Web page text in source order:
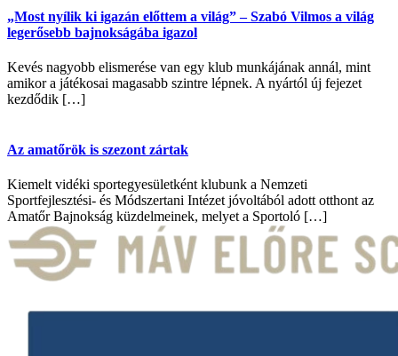
„Most nyílik ki igazán előttem a világ” – Szabó Vilmos a világ
legerősebb bajnokságába igazol
Kevés nagyobb elismerése van egy klub munkájának annál, mint
amikor a játékosai magasabb szintre lépnek. A nyártól új fejezet
kezdődik […]
Az amatőrök is szezont zártak
Kiemelt vidéki sportegyesületként klubunk a Nemzeti
Sportfejlesztési- és Módszertani Intézet jóvoltából adott otthont az
Amatőr Bajnokság küzdelmeinek, melyet a Sportoló […]